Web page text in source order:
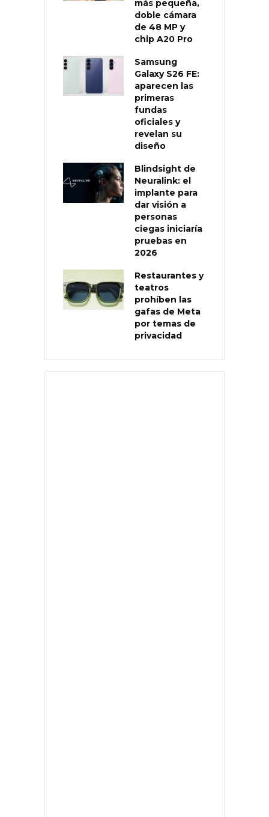
más pequeña,
doble cámara
de 48 MP y
chip A20 Pro
Samsung
Galaxy S26 FE:
aparecen las
primeras
fundas
oficiales y
revelan su
diseño
Blindsight de
Neuralink: el
implante para
dar visión a
personas
ciegas iniciaría
pruebas en
2026
Restaurantes y
teatros
prohíben las
gafas de Meta
por temas de
privacidad